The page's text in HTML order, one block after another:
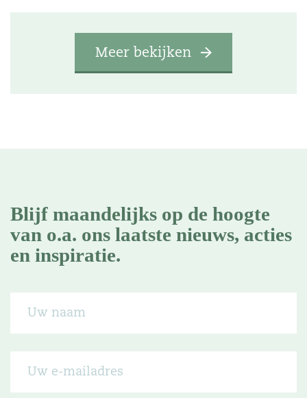
Meer bekijken
Blijf maandelijks op de hoogte
van o.a. ons laatste nieuws, acties
en inspiratie.